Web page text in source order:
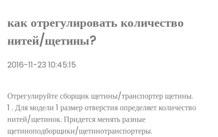
как отрегулировать количество
нитей/щетины?
2016-11-23 10:45:15
Отрегулируйте сборщик щетины/транспортер щетины.
1 . Для модели 1 размер отверстия определяет количество
нитей/щетинок. Придется менять разные
щетиноподборщики/щетинотранспортеры.